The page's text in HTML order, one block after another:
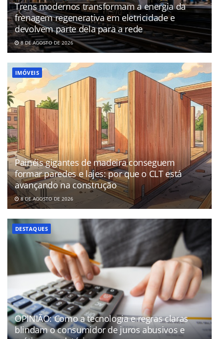
Trens modernos transformam a energia da
frenagem regenerativa em eletricidade e
devolvem parte dela para a rede
8 DE AGOSTO DE 2026
IMÓVEIS
Painéis gigantes de madeira conseguem
formar paredes e lajes: por que o CLT está
avançando na construção
8 DE AGOSTO DE 2026
DESTAQUES
OPINIÃO: Como a tecnologia e regras claras
blindam o consumidor de juros abusivos e